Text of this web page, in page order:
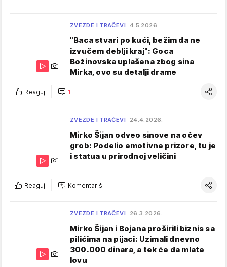
ZVEZDE I TRAČEVI 4.5.2026.
"Baca stvari po kući, bežim da ne
izvučem deblji kraj": Goca
Božinovska uplašena zbog sina
Mirka, ovo su detalji drame
Reaguj 1
ZVEZDE I TRAČEVI 24.4.2026.
Mirko Šijan odveo sinove na očev
grob: Podelio emotivne prizore, tu je
i statua u prirodnoj veličini
Reaguj Komentariši
ZVEZDE I TRAČEVI 26.3.2026.
Mirko Šijan i Bojana proširili biznis sa
pilićima na pijaci: Uzimali dnevno
300.000 dinara, a tek će da mlate
lovu